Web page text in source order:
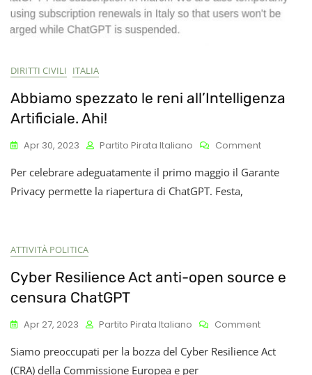
DIRITTI CIVILI ITALIA
Abbiamo spezzato le reni all’Intelligenza
Artificiale. Ahi!
Apr 30, 2023 Partito Pirata Italiano CommentOn
Spezzato
Per celebrare adeguatamente il primo maggio il Garante
Privacy permette la riapertura di ChatGPT. Festa,
ATTIVITÀ POLITICA
Cyber Resilience Act anti-open source e
censura ChatGPT
Apr 27, 2023 Partito Pirata Italiano CommentOn
Resilience
Siamo preoccupati per la bozza del Cyber Resilience Act
(CRA) della Commissione Europea e per